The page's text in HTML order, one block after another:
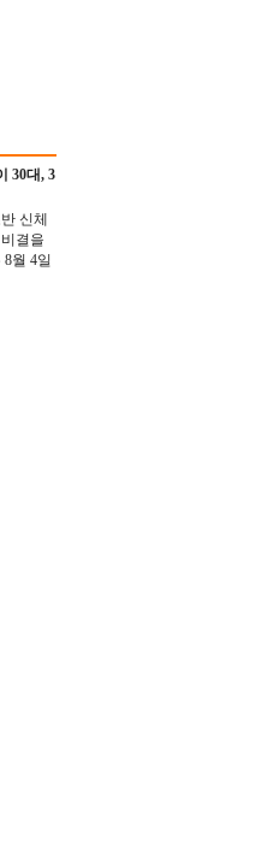
30대, 3
신체
결을
월 4일